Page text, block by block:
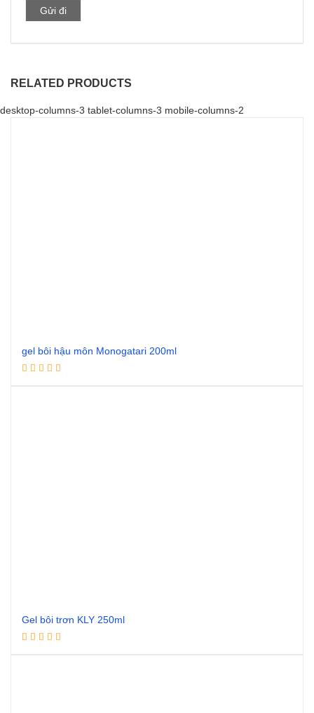
RELATED PRODUCTS
desktop-columns-3 tablet-columns-3 mobile-columns-2
gel bôi hậu môn Monogatari 200ml
Gel bôi trơn KLY 250ml